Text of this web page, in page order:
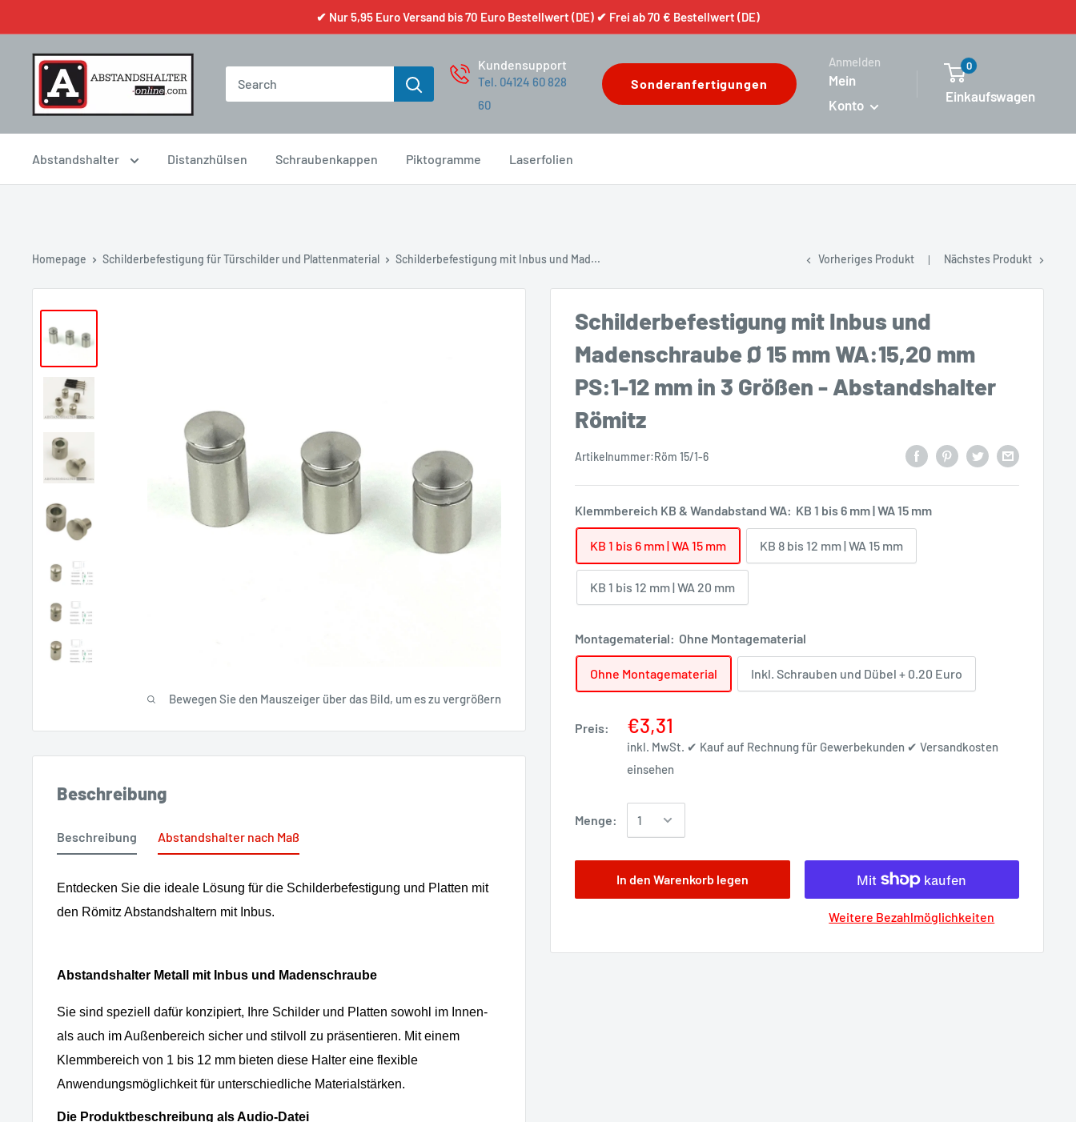
✔ Nur 5,95 Euro Versand bis 70 Euro Bestellwert (DE) ✔ Frei ab 70 € Bestellwert (DE)
Kundensupport
Tel. 04124 60 828
60
Sonderanfertigungen
Anmelden
Mein
Konto
0
Einkaufswagen
Abstandshalter Distanzhülsen Schraubenkappen Piktogramme Laserfolien
Homepage Schilderbefestigung für Türschilder und Plattenmaterial Schilderbefestigung mit Inbus und Mad... Vorheriges Produkt Nächstes Produkt
Bewegen Sie den Mauszeiger über das Bild, um es zu vergrößern
Schilderbefestigung mit Inbus und
Madenschraube Ø 15 mm WA:15,20 mm
PS:1-12 mm in 3 Größen - Abstandshalter
Römitz
Artikelnummer:Röm 15/1-6
Klemmbereich KB & Wandabstand WA: KB 1 bis 6 mm | WA 15 mm
KB 1 bis 6 mm | WA 15 mm KB 8 bis 12 mm | WA 15 mm
KB 1 bis 12 mm | WA 20 mm
Montagematerial: Ohne Montagematerial
Ohne Montagematerial Inkl. Schrauben und Dübel + 0.20 Euro
Preis: €3,31
inkl. MwSt. ✔ Kauf auf Rechnung für Gewerbekunden ✔ Versandkosten
einsehen
Menge:
In den Warenkorb legen
Weitere Bezahlmöglichkeiten
Beschreibung
Beschreibung
Entdecken Sie die ideale Lösung für die Schilderbefestigung und Platten mit
den Römitz Abstandshaltern mit Inbus.
Abstandshalter Metall mit Inbus und Madenschraube
Sie sind speziell dafür konzipiert, Ihre Schilder und Platten sowohl im Innen-
als auch im Außenbereich sicher und stilvoll zu präsentieren. Mit einem
Klemmbereich von 1 bis 12 mm bieten diese Halter eine flexible
Anwendungsmöglichkeit für unterschiedliche Materialstärken.
Die Produktbeschreibung als Audio-Datei
Abstandshalter nach Maß